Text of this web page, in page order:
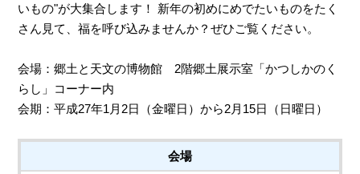
いもの"が大集合します！ 新年の初めにめでたいものをたく
さん見て、福を呼び込みませんか？ぜひご覧ください。
会場：郷土と天文の博物館 2階郷土展示室「かつしかのく
らし」コーナー内
会期：平成27年1月2日（金曜日）から2月15日（日曜日）
会場